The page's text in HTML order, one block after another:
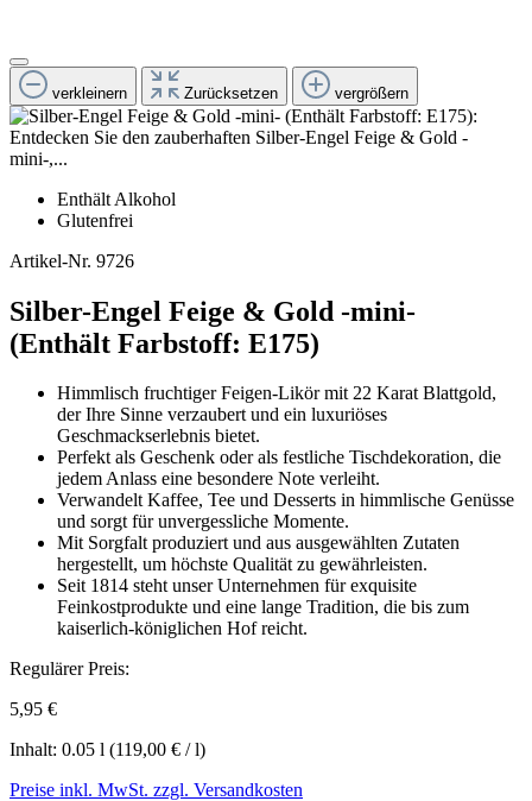
verkleinern Zurücksetzen vergrößern
Enthält Alkohol
Glutenfrei
Artikel-Nr. 9726
Silber-Engel Feige & Gold -mini-
(Enthält Farbstoff: E175)
Himmlisch fruchtiger Feigen-Likör mit 22 Karat Blattgold,
der Ihre Sinne verzaubert und ein luxuriöses
Geschmackserlebnis bietet.
Perfekt als Geschenk oder als festliche Tischdekoration, die
jedem Anlass eine besondere Note verleiht.
Verwandelt Kaffee, Tee und Desserts in himmlische Genüsse
und sorgt für unvergessliche Momente.
Mit Sorgfalt produziert und aus ausgewählten Zutaten
hergestellt, um höchste Qualität zu gewährleisten.
Seit 1814 steht unser Unternehmen für exquisite
Feinkostprodukte und eine lange Tradition, die bis zum
kaiserlich-königlichen Hof reicht.
Regulärer Preis:
5,95 €
Inhalt: 0.05 l (119,00 € / l)
Preise inkl. MwSt. zzgl. Versandkosten